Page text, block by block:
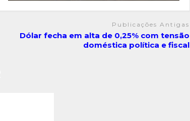
Publicações Antigas
Dólar fecha em alta de 0,25% com tensão
doméstica política e fiscal